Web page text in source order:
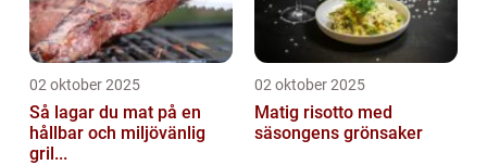
02 oktober 2025
Så lagar du mat på en
hållbar och miljövänlig
gril...
02 oktober 2025
Matig risotto med
säsongens grönsaker